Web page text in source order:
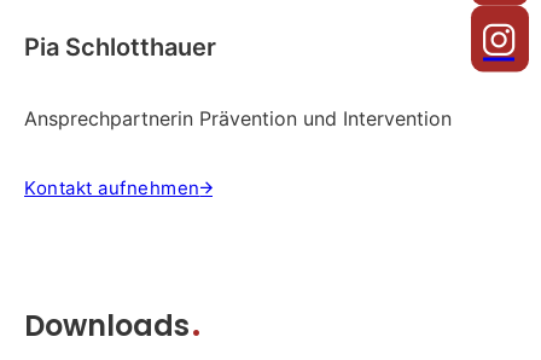
Pia Schlotthauer
Ansprechpartnerin Prävention und Intervention
Kontakt aufnehmen
Downloads